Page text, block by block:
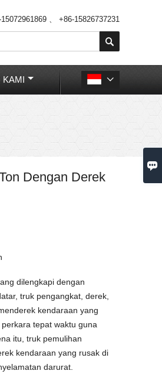

、 +86-15826737231

KAMI 
Dengan Derek
dilengkapi dengan
truk pengangkat, derek,
kendaraan yang
tepat waktu guna
itu, truk pemulihan
kendaraan yang rusak di
darurat.